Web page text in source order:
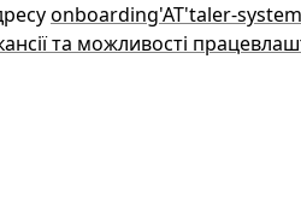
onboarding'AT'taler-
та можливості